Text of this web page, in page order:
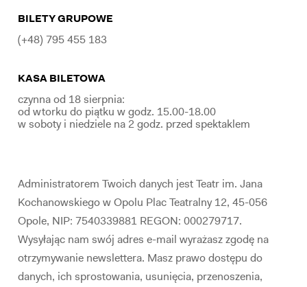
BILETY GRUPOWE
(+48) 795 455 183
KASA BILETOWA
czynna od 18 sierpnia:
od wtorku do piątku w godz. 15.00-18.00
w soboty i niedziele na 2 godz. przed spektaklem
Administratorem Twoich danych jest Teatr im. Jana
Kochanowskiego w Opolu Plac Teatralny 12, 45-056
Opole, NIP: 7540339881 REGON: 000279717.
Wysyłając nam swój adres e-mail wyrażasz zgodę na
otrzymywanie newslettera. Masz prawo dostępu do
danych, ich sprostowania, usunięcia, przenoszenia,